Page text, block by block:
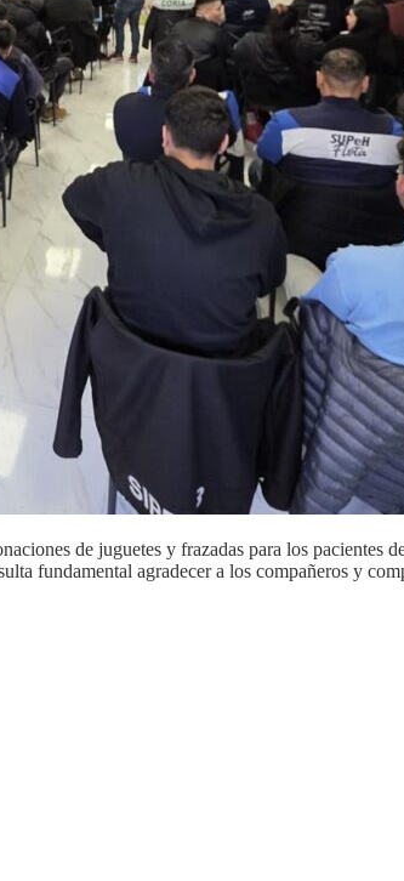
de juguetes y frazadas para los
fundamental agradecer a los compañeros y